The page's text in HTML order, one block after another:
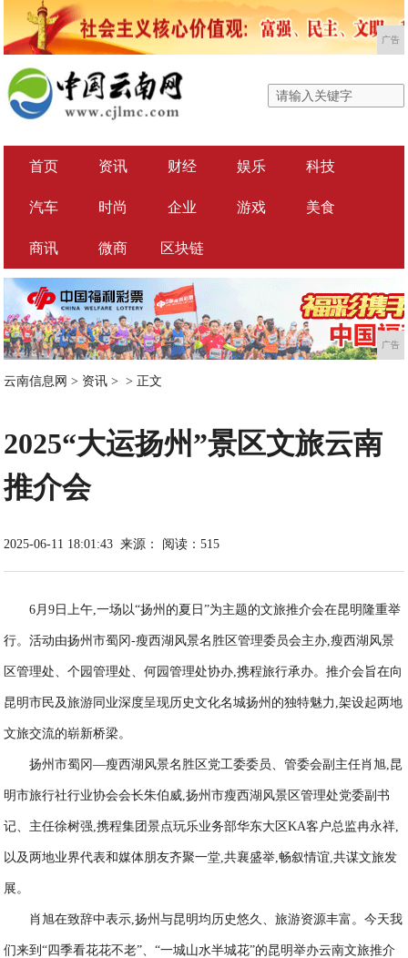
广告
首页 资讯 财经 娱乐 科技
汽车 时尚 企业 游戏 美食
商讯 微商 区块链
广告
云南信息网 > 资讯 > > 正文
2025“大运扬州”景区文旅云南
推介会
2025-06-11 18:01:43 来源： 阅读：515
6月9日上午,一场以“扬州的夏日”为主题的文旅推介会在昆明隆重举
行。活动由扬州市蜀冈-瘦西湖风景名胜区管理委员会主办,瘦西湖风景
区管理处、个园管理处、何园管理处协办,携程旅行承办。推介会旨在向
昆明市民及旅游同业深度呈现历史文化名城扬州的独特魅力,架设起两地
文旅交流的崭新桥梁。
扬州市蜀冈—瘦西湖风景名胜区党工委委员、管委会副主任肖旭,昆
明市旅行社行业协会会长朱伯威,扬州市瘦西湖风景区管理处党委副书
记、主任徐树强,携程集团景点玩乐业务部华东大区KA客户总监冉永祥,
以及两地业界代表和媒体朋友齐聚一堂,共襄盛举,畅叙情谊,共谋文旅发
展。
肖旭在致辞中表示,扬州与昆明均历史悠久、旅游资源丰富。今天我
们来到“四季看花花不老”、“一城山水半城花”的昆明举办云南文旅推介